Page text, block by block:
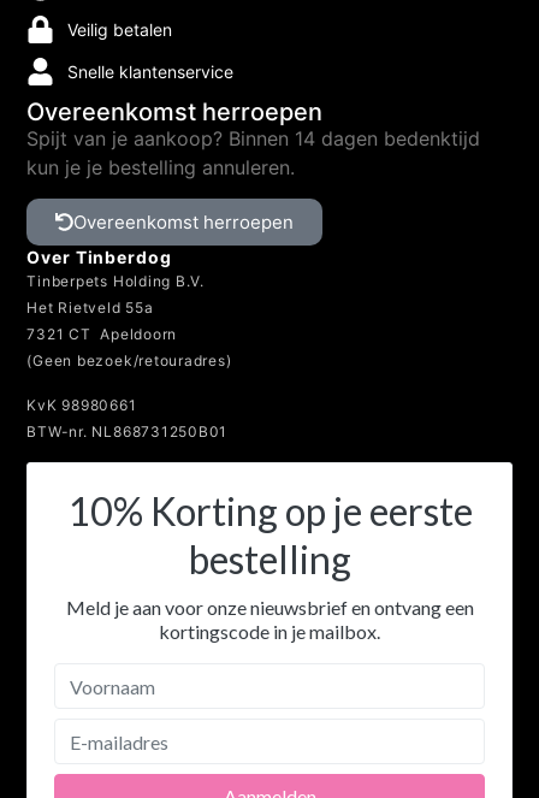
Veilig betalen
Snelle klantenservice
Overeenkomst herroepen
Spijt van je aankoop? Binnen 14 dagen bedenktijd
kun je je bestelling annuleren.
Overeenkomst herroepen
Over Tinberdog
Tinberpets Holding B.V.
Het Rietveld 55a
7321 CT Apeldoorn
(Geen bezoek/retouradres)
KvK 98980661
BTW-nr. NL868731250B01
10% Korting op je eerste
bestelling
Meld je aan voor onze nieuwsbrief en ontvang een
kortingscode in je mailbox.